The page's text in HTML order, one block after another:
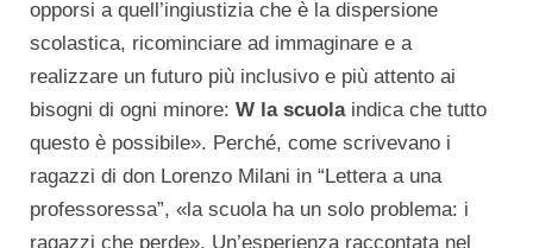
opporsi a quell’ingiustizia che è la dispersione
scolastica, ricominciare ad immaginare e a
realizzare un futuro più inclusivo e più attento ai
bisogni di ogni minore: W la scuolaindica che tutto
questo è possibile». Perché, come scrivevano i
ragazzi di don Lorenzo Milani in “Lettera a una
professoressa”, «la scuola ha un solo problema: i
ragazzi che perde». Un’esperienza raccontata nel